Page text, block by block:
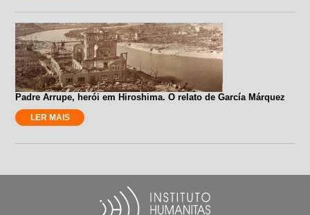
Padre Arrupe, herói em Hiroshima. O relato de García Márquez
LER MAIS